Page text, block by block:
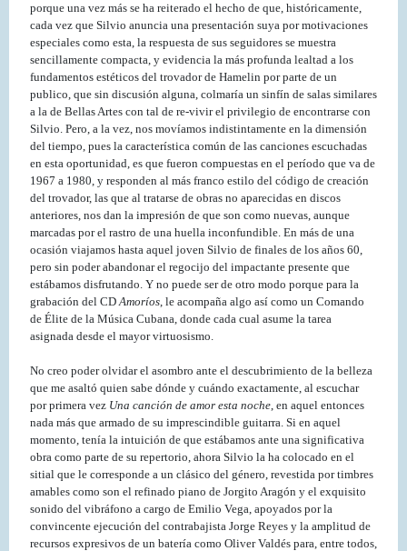
porque una vez más se ha reiterado el hecho de que, históricamente,
cada vez que Silvio anuncia una presentación suya por motivaciones
especiales como esta, la respuesta de sus seguidores se muestra
sencillamente compacta, y evidencia la más profunda lealtad a los
fundamentos estéticos del trovador de Hamelin por parte de un
publico, que sin discusión alguna, colmaría un sinfín de salas similares
a la de Bellas Artes con tal de re-vivir el privilegio de encontrarse con
Silvio. Pero, a la vez, nos movíamos indistintamente en la dimensión
del tiempo, pues la característica común de las canciones escuchadas
en esta oportunidad, es que fueron compuestas en el período que va de
1967 a 1980, y responden al más franco estilo del código de creación
del trovador, las que al tratarse de obras no aparecidas en discos
anteriores, nos dan la impresión de que son como nuevas, aunque
marcadas por el rastro de una huella inconfundible. En más de una
ocasión viajamos hasta aquel joven Silvio de finales de los años 60,
pero sin poder abandonar el regocijo del impactante presente que
estábamos disfrutando. Y no puede ser de otro modo porque para la
grabación del CDAmoríos, le acompaña algo así como un Comando
de Élite de la Música Cubana, donde cada cual asume la tarea
asignada desde el mayor virtuosismo.
No creo poder olvidar el asombro ante el descubrimiento de la belleza
que me asaltó quien sabe dónde y cuándo exactamente, al escuchar
por primera vez Una canción de amor esta noche, en aquel entonces
nada más que armado de su imprescindible guitarra. Si en aquel
momento, tenía la intuición de que estábamos ante una significativa
obra como parte de su repertorio, ahora Silvio la ha colocado en el
sitial que le corresponde a un clásico del género, revestida por timbres
amables como son el refinado piano de Jorgito Aragón y el exquisito
sonido del vibráfono a cargo de Emilio Vega, apoyados por la
convincente ejecución del contrabajista Jorge Reyes y la amplitud de
recursos expresivos de un batería como Oliver Valdés para, entre todos,